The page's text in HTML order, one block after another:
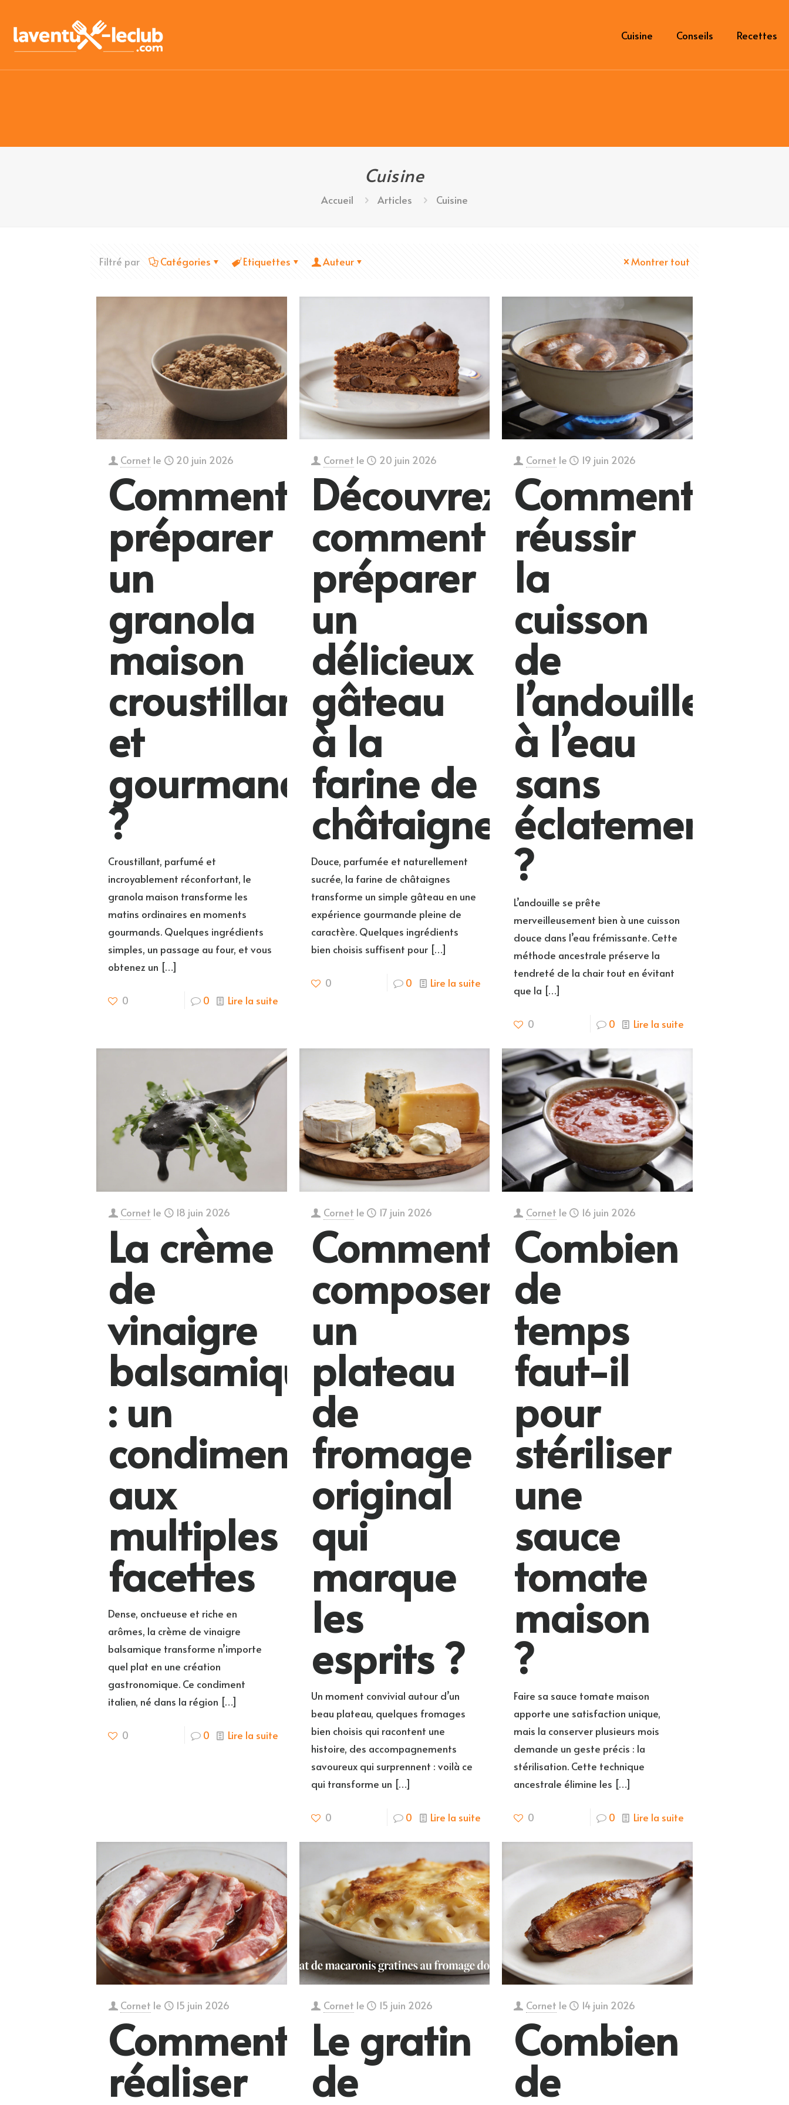
Cuisine Conseils Recettes
Cuisine
Accueil Articles Cuisine
Filtré par Catégories Etiquettes Auteur Montrer tout
Cornet le 20 juin 2026
Comment
préparer
un
granola
maison
croustillant
et
gourmand
?
Croustillant, parfumé et
incroyablement réconfortant, le
granola maison transforme les
matins ordinaires en moments
gourmands. Quelques ingrédients
simples, un passage au four, et vous
obtenez un […]
0 0 Lire la suite
Cornet le 20 juin 2026
Découvrez
comment
préparer
un
délicieux
gâteau
à la
farine de
châtaignes
Douce, parfumée et naturellement
sucrée, la farine de châtaignes
transforme un simple gâteau en une
expérience gourmande pleine de
caractère. Quelques ingrédients
bien choisis suffisent pour[…]
0 0 Lire la suite
Cornet le 19 juin 2026
Comment
réussir
la
cuisson
de
l’andouille
à l’eau
sans
éclatement
?
L’andouille se prête
merveilleusement bien à une cuisson
douce dans l’eau frémissante. Cette
méthode ancestrale préserve la
tendreté de la chair tout en évitant
que la […]
0 0 Lire la suite
Cornet le 18 juin 2026
La crème
de
vinaigre
balsamique
: un
condiment
aux
multiples
facettes
Dense, onctueuse et riche en
arômes, la crème de vinaigre
balsamique transforme n’importe
quel plat en une création
gastronomique. Ce condiment
italien, né dans la région […]
0 0 Lire la suite
Cornet le 17 juin 2026
Comment
composer
un
plateau
de
fromage
original
qui
marque
les
esprits ?
Un moment convivial autour d’un
beau plateau, quelques fromages
bien choisis qui racontent une
histoire, des accompagnements
savoureux qui surprennent : voilà ce
qui transforme un […]
0 0 Lire la suite
Cornet le 16 juin 2026
Combien
de
temps
faut-il
pour
stériliser
une
sauce
tomate
maison
?
Faire sa sauce tomate maison
apporte une satisfaction unique,
mais la conserver plusieurs mois
demande un geste précis : la
stérilisation. Cette technique
ancestrale élimine les […]
0 0 Lire la suite
Cornet le 15 juin 2026
Comment
réaliser
Cornet le 15 juin 2026
Le gratin
de
Cornet le 14 juin 2026
Combien
de